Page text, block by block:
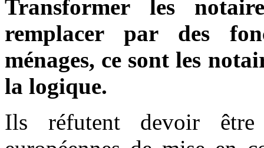
Transformer les
remplacer par des
ménages, ce sont les
la logique.
Ils réfutent devoir être